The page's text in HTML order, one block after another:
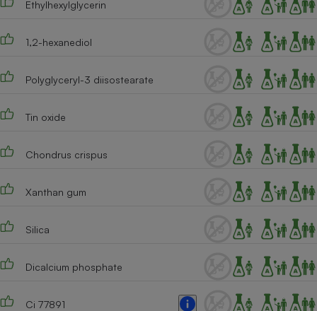
Ethylhexylglycerin
1,2-hexanediol
Polyglyceryl-3 diisostearate
Tin oxide
Chondrus crispus
Xanthan gum
Silica
Dicalcium phosphate
Ci 77891